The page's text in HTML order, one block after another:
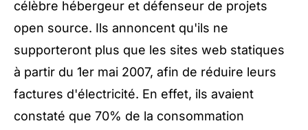
célèbre hébergeur et défenseur de projets
open source. Ils annoncent qu'ils ne
supporteront plus que les sites web statiques
à partir du 1er mai 2007, afin de réduire leurs
factures d'électricité. En effet, ils avaient
constaté que 70% de la consommation